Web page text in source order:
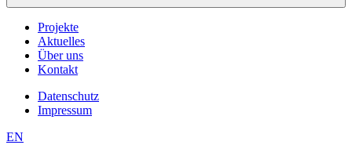
Projekte
Aktuelles
Über uns
Kontakt
Datenschutz
Impressum
EN